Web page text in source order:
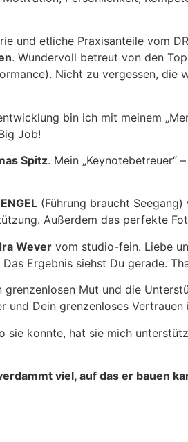
und etliche Praxisanteile vom
. Wundervoll betreut von den
Nicht zu vergessen, die
bin ich mit meinem
Job!
Spitz. Mein „Keynotebetreuer“
(Führung braucht
Außerdem das perfekte
Wever vom studio-fein. Liebe
Ergebnis siehst Du gerade.
Mut und die
und Dein grenzenloses
sie konnte, hat sie mich
viel, auf das er bauen